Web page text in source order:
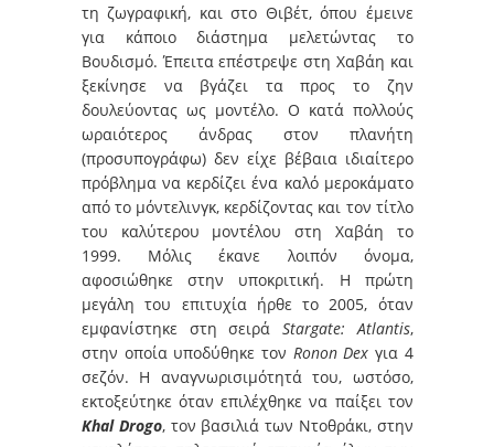
τη ζωγραφική, και στο Θιβέτ, όπου έμεινε
για κάποιο διάστημα μελετώντας το
Βουδισμό. Έπειτα επέστρεψε στη Χαβάη και
ξεκίνησε να βγάζει τα προς το ζην
δουλεύοντας ως μοντέλο. Ο κατά πολλούς
ωραιότερος άνδρας στον πλανήτη
(προσυπογράφω) δεν είχε βέβαια ιδιαίτερο
πρόβλημα να κερδίζει ένα καλό μεροκάματο
από το μόντελινγκ, κερδίζοντας και τον τίτλο
του καλύτερου μοντέλου στη Χαβάη το
1999. Μόλις έκανε λοιπόν όνομα,
αφοσιώθηκε στην υποκριτική. Η πρώτη
μεγάλη του επιτυχία ήρθε το 2005, όταν
εμφανίστηκε στη σειράStargate: Atlantis,
στην οποία υποδύθηκε τον Ronon Dex για 4
σεζόν. Η αναγνωρισιμότητά του, ωστόσο,
εκτοξεύτηκε όταν επιλέχθηκε να παίξει τον
Khal Drogo, τον βασιλιά των Ντοθράκι, στην